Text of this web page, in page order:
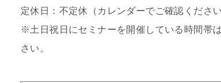
定休日：不定休（カレンダーでご確認ください
※土日祝日にセミナーを開催している時間帯
さい。